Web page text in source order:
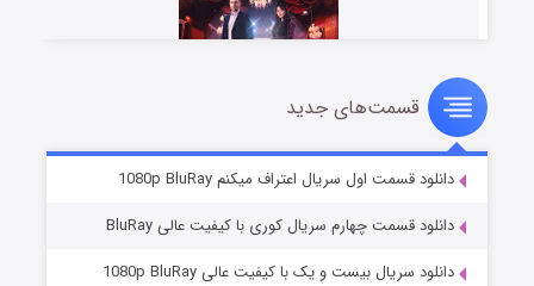
سریال زشت
قسمت۲ (زیرنویس) منتشر شد
قسمت‌های جدید
دانلود قسمت اول سریال اعتراف میکنم 1080p BluRay
دانلود قسمت چهارم سریال کوری با کیفیت عالی BluRay
دانلود سریال بیست و یک با کیفیت عالی 1080p BluRay